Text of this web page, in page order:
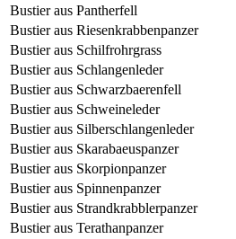
Bustier aus Pantherfell
Bustier aus Riesenkrabbenpanzer
Bustier aus Schilfrohrgrass
Bustier aus Schlangenleder
Bustier aus Schwarzbaerenfell
Bustier aus Schweineleder
Bustier aus Silberschlangenleder
Bustier aus Skarabaeuspanzer
Bustier aus Skorpionpanzer
Bustier aus Spinnenpanzer
Bustier aus Strandkrabblerpanzer
Bustier aus Terathanpanzer